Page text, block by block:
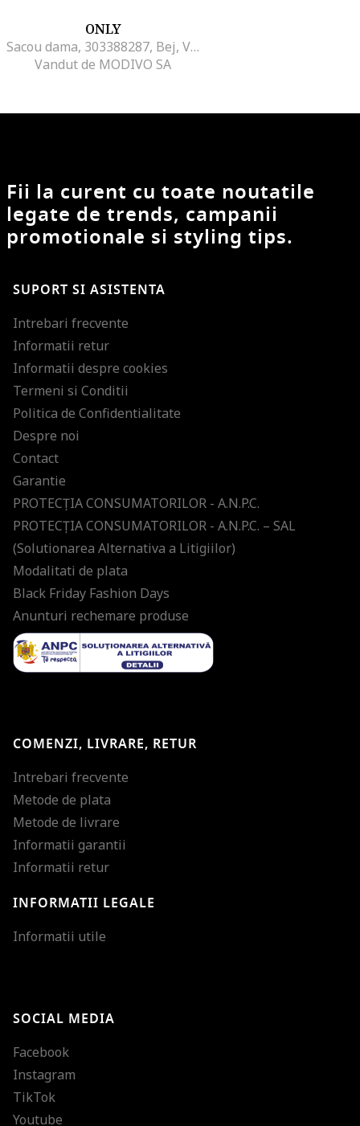
ONLY
Sacou dama, 303388287, Bej, Viscoza
Vandut de MODIVO SA
Fii la curent cu toate noutatile
legate de trends, campanii
promotionale si styling tips.
SUPORT SI ASISTENTA
Intrebari frecvente
Informatii retur
Informatii despre cookies
Termeni si Conditii
Politica de Confidentialitate
Despre noi
Contact
Garantie
PROTECŢIA CONSUMATORILOR - A.N.P.C.
PROTECŢIA CONSUMATORILOR - A.N.P.C. – SAL
(Solutionarea Alternativa a Litigiilor)
Modalitati de plata
Black Friday Fashion Days
Anunturi rechemare produse
COMENZI, LIVRARE, RETUR
Intrebari frecvente
Metode de plata
Metode de livrare
Informatii garantii
Informatii retur
INFORMATII LEGALE
Informatii utile
SOCIAL MEDIA
Facebook
Instagram
TikTok
Youtube